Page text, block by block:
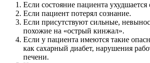
Если состояние пациента
Если пациент потерял сознание.
Если присутствуют сильные,
похожие на «острый кинжал».
Если у пациента имеются такие
как сахарный диабет, нарушения
печени.